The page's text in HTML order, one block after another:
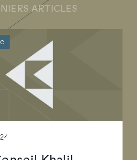
ARTICLES